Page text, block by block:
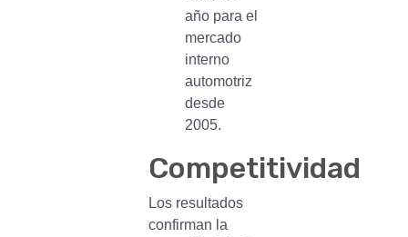
año para el
mercado
interno
automotriz
desde
2005.
Competitividad
Los resultados
confirman la